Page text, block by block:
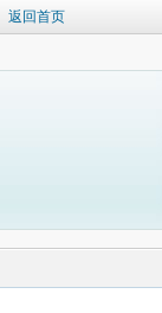
返回首页